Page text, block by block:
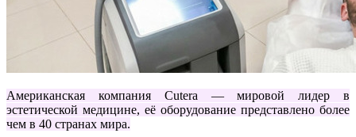
Американская компания Cutera — мировой лидер в
эстетической медицине, её оборудование представлено более
чем в 40 странах мира.